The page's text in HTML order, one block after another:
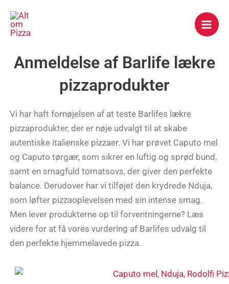
indholdet
Anmeldelse af Barlife lækre
pizzaprodukter
Vi har haft fornøjelsen af at teste Barlifes lækre
pizzaprodukter, der er nøje udvalgt til at skabe
autentiske italienske pizzaer. Vi har prøvet Caputo mel
og Caputo tørgær, som sikrer en luftig og sprød bund,
samt en smagfuld tomatsovs, der giver den perfekte
balance. Derudover har vi tilføjet den krydrede Nduja,
som løfter pizzaoplevelsen med sin intense smag.
Men lever produkterne op til forventningerne? Læs
videre for at få vores vurdering af Barlifes udvalg til
den perfekte hjemmelavede pizza.